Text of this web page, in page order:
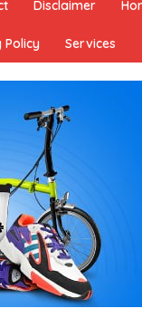
Disclaimer
Policy Services